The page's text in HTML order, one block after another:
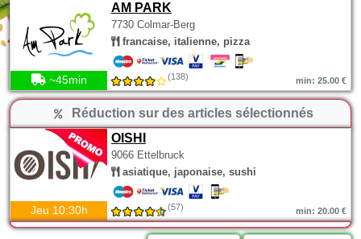
AM PARK
7730 Colmar-Berg
francaise, italienne, pizza
~45min (138) min: 25.00 €
Réduction sur des articles sélectionnés
OISHI
9066 Ettelbruck
asiatique, japonaise, sushi
Jeu 10:30h (57) min: 20.00 €